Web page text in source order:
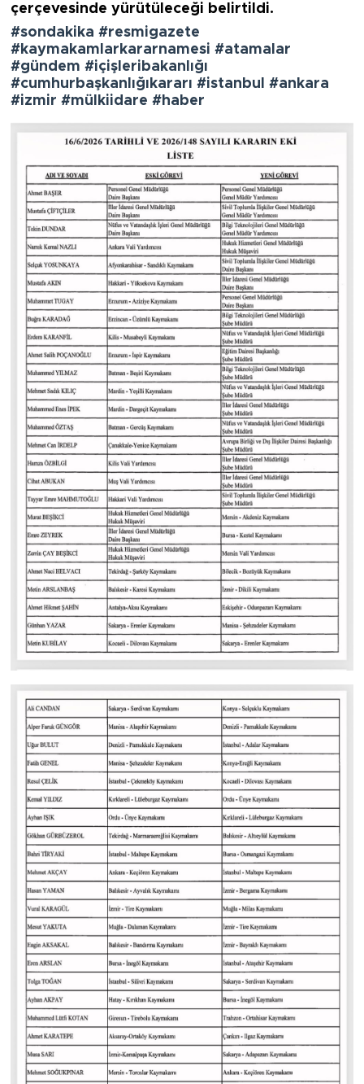
çerçevesinde yürütüleceği belirtildi.
#sondakika #resmigazete
#kaymakamlarkararnamesi #atamalar
#gündem #içişleribakanlığı
#cumhurbaşkanlığıkararı #istanbul #ankara
#izmir #mülkiidare #haber